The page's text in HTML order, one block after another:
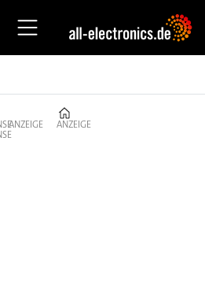
ANZEIGE ANZEIGE